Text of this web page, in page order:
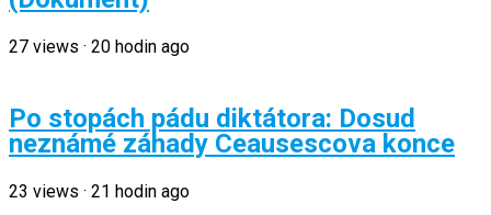
27 views · 20 hodin ago
Po stopách pádu diktátora: Dosud
neznámé záhady Ceausescova konce
23 views · 21 hodin ago